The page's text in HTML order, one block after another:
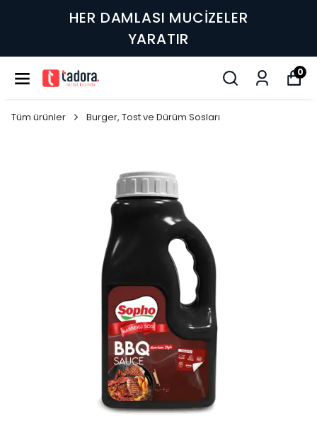
HER DAMLASI MUCİZELER
YARATIR
0
Tüm ürünler Burger, Tost ve Dürüm Sosları